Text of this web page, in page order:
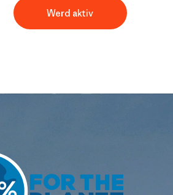
Werd aktiv